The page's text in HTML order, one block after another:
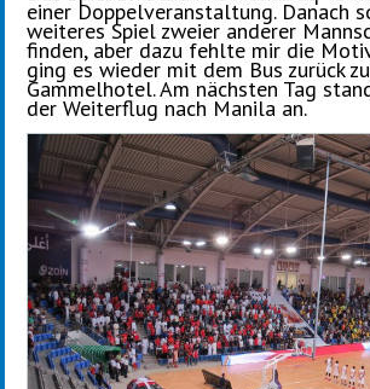
einer Doppelveranstaltung. Danach
weiteres Spiel zweier anderer
finden, aber dazu fehlte mir die
ging es wieder mit dem Bus zurück
Gammelhotel. Am nächsten Tag
der Weiterflug nach Manila an.